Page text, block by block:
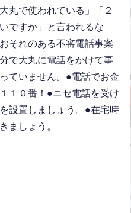
丸で使われている」「２
ですか」と言われるな
それのある不審電話事案
で大丸に電話をかけて事
ていません。●電話でお金
１０番！●ニセ電話を受け
設置しましょう。●在宅時
ましょう。